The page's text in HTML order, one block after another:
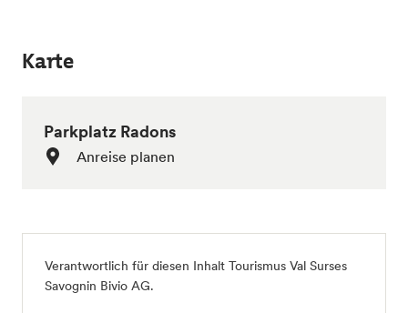
Karte
Parkplatz Radons
Anreise planen
Verantwortlich für diesen Inhalt Tourismus Val Surses
Savognin Bivio AG.